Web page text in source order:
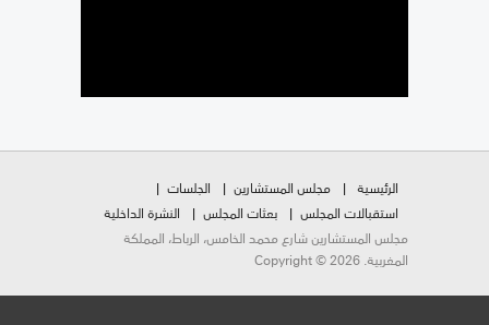
الرئيسية مجلس المستشارين
الجلسات
استقبالات المجلس
بعثات المجلس
النشرة الداخلية
مجلس المستشارين شارع محمد الخامس، الرباط، المملكة
المغربية. Copyright © 2026